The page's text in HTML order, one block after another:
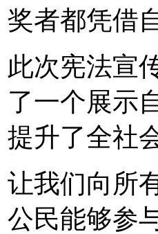
奖者都凭借
此次宪法宣
了一个展示
提升了全社
让我们向所
公民能够参